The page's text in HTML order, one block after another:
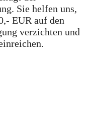
Sie helfen uns,
EUR auf den
verzichten und